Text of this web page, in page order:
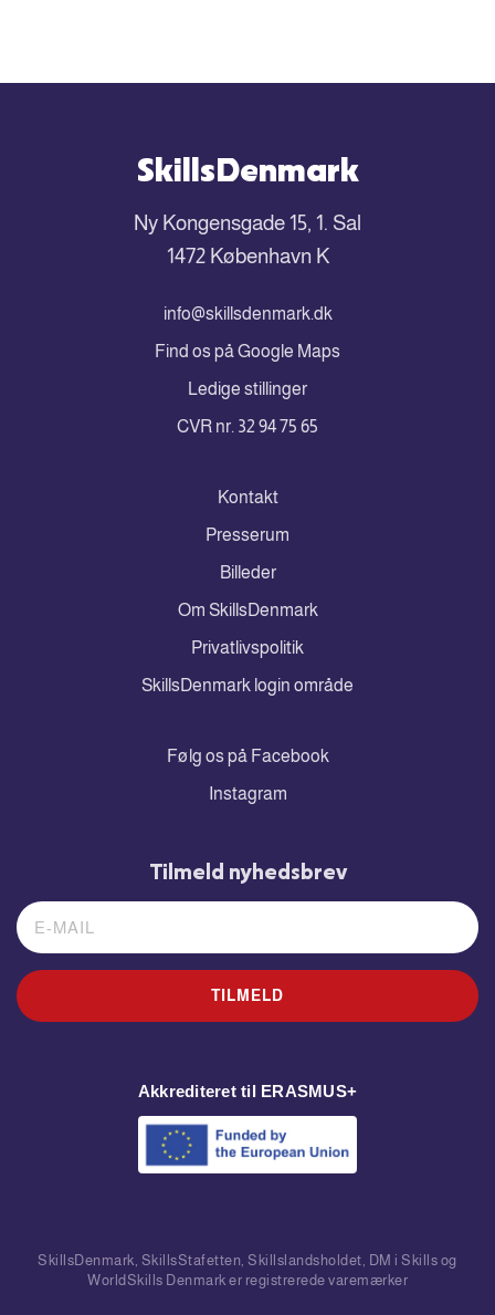
SkillsDenmark
Ny Kongensgade 15, 1. Sal
1472 København K
info@skillsdenmark.dk
Find os på Google Maps
Ledige stillinger
CVR nr. 32 94 75 65
Kontakt
Presserum
Billeder
Om SkillsDenmark
Privatlivspolitik
SkillsDenmark login område
Følg os på Facebook
Instagram
Tilmeld nyhedsbrev
TILMELD
Akkrediteret til ERASMUS+
SkillsDenmark, SkillsStafetten, Skillslandsholdet, DM i Skills og
WorldSkills Denmark er registrerede varemærker